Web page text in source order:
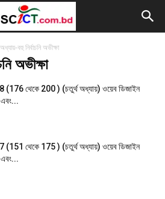
বহু নির্বাচনি অভীক্ষা
অভীক্ষা
থেকে 200 ) (চতুর্থ অধ্যায়) ওয়েব ডিজাইন
এবং...
থেকে 175 ) (চতুর্থ অধ্যায়) ওয়েব ডিজাইন
এবং...